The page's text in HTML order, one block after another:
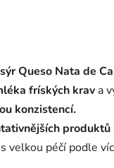
Queso Nata de
fríských krav a
konzistencí.
velkou péčí podle